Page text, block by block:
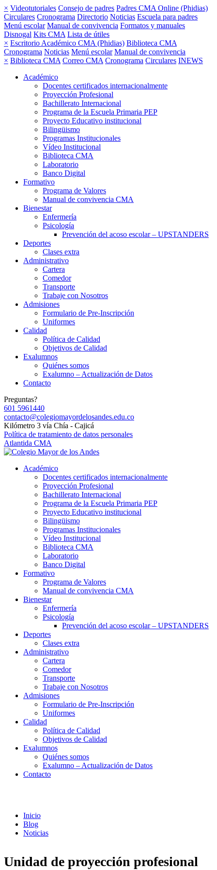
× Videotutoriales Consejo de padres Padres CMA Online (Phidias)
Circulares Cronograma Directorio Noticias Escuela para padres
Menú escolar Manual de convivencia Formatos y manuales
Disnogal Kits CMA Lista de útiles
× Escritorio Académico CMA (Phidias) Biblioteca CMA
Cronograma Noticias Menú escolar Manual de convivencia
× Biblioteca CMA Correo CMA Cronograma Circulares INEWS
Académico
Docentes certificados internacionalmente
Proyección Profesional
Bachillerato Internacional
Programa de la Escuela Primaria PEP
Proyecto Educativo institucional
Bilingüismo
Programas Institucionales
Vídeo Institucional
Biblioteca CMA
Laboratorio
Banco Digital
Formativo
Programa de Valores
Manual de convivencia CMA
Bienestar
Enfermería
Psicología
Prevención del acoso escolar – UPSTANDERS
Deportes
Clases extra
Administrativo
Cartera
Comedor
Transporte
Trabaje con Nosotros
Admisiones
Formulario de Pre-Inscripción
Uniformes
Calidad
Política de Calidad
Objetivos de Calidad
Exalumnos
Quiénes somos
Exalumno – Actualización de Datos
Contacto
Preguntas?
601 5961440
contacto@colegiomayordelosandes.edu.co
Kilómetro 3 vía Chía - Cajicá
Política de tratamiento de datos personales
Atlantida CMA
Académico
Docentes certificados internacionalmente
Proyección Profesional
Bachillerato Internacional
Programa de la Escuela Primaria PEP
Proyecto Educativo institucional
Bilingüismo
Programas Institucionales
Vídeo Institucional
Biblioteca CMA
Laboratorio
Banco Digital
Formativo
Programa de Valores
Manual de convivencia CMA
Bienestar
Enfermería
Psicología
Prevención del acoso escolar – UPSTANDERS
Deportes
Clases extra
Administrativo
Cartera
Comedor
Transporte
Trabaje con Nosotros
Admisiones
Formulario de Pre-Inscripción
Uniformes
Calidad
Política de Calidad
Objetivos de Calidad
Exalumnos
Quiénes somos
Exalumno – Actualización de Datos
Contacto
Inicio
Blog
Noticias
Unidad de proyección profesional